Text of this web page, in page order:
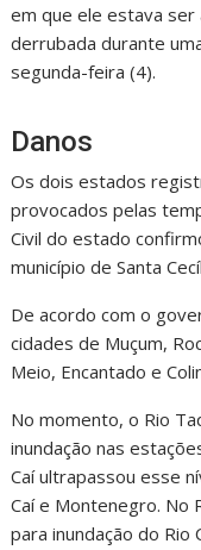
em que ele estava
derrubada durante
segunda-feira (4).
Danos
Os dois estados
provocados pelas
Civil do estado
município de Santa
De acordo com o
cidades de Muçum,
Meio, Encantado e
No momento, o Rio
inundação nas
Caí ultrapassou esse
Caí e Montenegro. No
para inundação do Rio